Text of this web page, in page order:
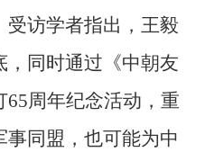
受访学者指出，王毅
同时通过《中朝友
周年纪念活动，重
同盟，也可能为中